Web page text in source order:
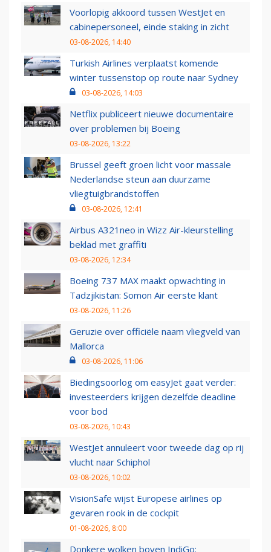
Voorlopig akkoord tussen WestJet en
cabinepersoneel, einde staking in zicht
03-08-2026, 14:40
Turkish Airlines verplaatst komende
winter tussenstop op route naar Sydney
03-08-2026, 14:03
Netflix publiceert nieuwe documentaire
over problemen bij Boeing
03-08-2026, 13:22
Brussel geeft groen licht voor massale
Nederlandse steun aan duurzame
vliegtuigbrandstoffen
03-08-2026, 12:41
Airbus A321neo in Wizz Air-kleurstelling
beklad met graffiti
03-08-2026, 12:34
Boeing 737 MAX maakt opwachting in
Tadzjikistan: Somon Air eerste klant
03-08-2026, 11:26
Geruzie over officiële naam vliegveld van
Mallorca
03-08-2026, 11:06
Biedingsoorlog om easyJet gaat verder:
investeerders krijgen dezelfde deadline
voor bod
03-08-2026, 10:43
WestJet annuleert voor tweede dag op rij
vlucht naar Schiphol
03-08-2026, 10:02
VisionSafe wijst Europese airlines op
gevaren rook in de cockpit
01-08-2026, 8:00
Donkere wolken boven IndiGo: